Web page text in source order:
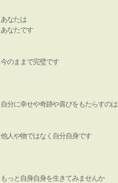
あなたは
あなたです
今のままで完璧です
自分に幸せや奇跡や喜びをもたらすのは
他人や物ではなく自分自身です
もっと自身自身を生きてみませんか